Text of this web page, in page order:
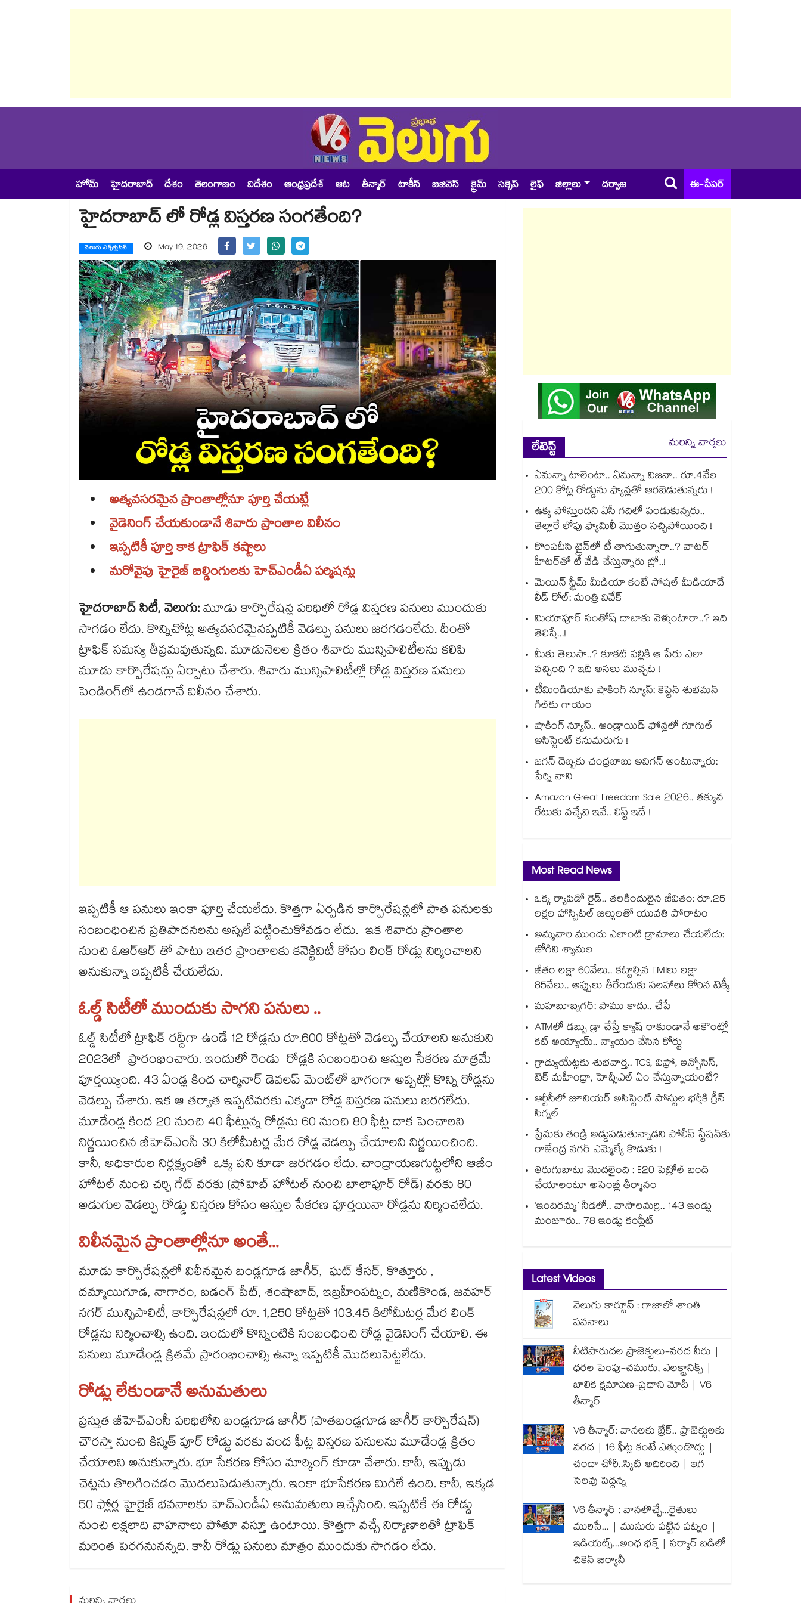
హోమ్ హైదరాబాద్ దేశం తెలంగాణం విదేశం ఆంధ్రప్రదేశ్ ఆట తీన్మార్ టాకీస్ బిజినెస్ క్రైమ్ సక్సెస్ లైఫ్ జిల్లాలు దర్వాజ ఈ-పేపర్
హైదరాబాద్ లో రోడ్ల విస్తరణ సంగతేంది?
వెలుగు ఎక్స్‌క్లుసివ్ May 19, 2026
అత్యవసరమైన ప్రాంతాల్లోనూ పూర్తి చేయట్లే
వైడెనింగ్​ చేయకుండానే శివారు ప్రాంతాల విలీనం
ఇప్పటికీ పూర్తి కాక ట్రాఫిక్​ కష్టాలు
మరోవైపు హైరైజ్ బిల్డింగులకు హెచ్ఎండీఏ పర్మిషన్లు
హైదరాబాద్ సిటీ, వెలుగు:మూడు కార్పొరేషన్ల పరిధిలో రోడ్ల విస్తరణ పనులు ముందుకు
సాగడం లేదు. కొన్నిచోట్ల అత్యవసరమైనప్పటికీ వెడల్పు పనులు జరగడంలేదు. దీంతో
ట్రాఫిక్ సమస్య తీవ్రమవుతున్నది. మూడునెలల క్రితం శివారు మున్సిపాలిటీలను కలిపి
మూడు కార్పొరేషన్లు ఏర్పాటు చేశారు. శివారు మున్సిపాలిటీల్లో రోడ్ల విస్తరణ పనులు
పెండింగ్​లో ఉండగానే విలీనం చేశారు.
ఇప్పటికీ ఆ పనులు ఇంకా పూర్తి చేయలేదు. కొత్తగా ఏర్పడిన కార్పొరేషన్లలో పాత పనులకు
సంబంధించిన ప్రతిపాదనలను అస్సలే పట్టించుకోవడం లేదు. ఇక శివారు ప్రాంతాల
నుంచి ఓఆర్ఆర్ తో పాటు ఇతర ప్రాంతాలకు కనెక్టివిటీ కోసం లింక్ రోడ్లు నిర్మించాలని
అనుకున్నా ఇప్పటికీ చేయలేదు.
ఓల్డ్ సిటీలో ముందుకు సాగని పనులు ..
ఓల్డ్ సిటీలో ట్రాఫిక్ రద్దీగా ఉండే 12 రోడ్లను రూ.600 కోట్లతో వెడల్పు చేయాలని అనుకుని
2023లో ప్రారంభించారు. ఇందులో రెండు రోడ్లకి సంబంధించి ఆస్తుల సేకరణ మాత్రమే
పూర్తయ్యింది. 43 ఏండ్ల కింద చార్మినార్ డెవలప్ మెంట్​లో భాగంగా అప్పట్లో కొన్ని రోడ్లను
వెడల్పు చేశారు. ఇక ఆ తర్వాత ఇప్పటివరకు ఎక్కడా రోడ్ల విస్తరణ పనులు జరగలేదు.
మూడేండ్ల కింద 20 నుంచి 40 ఫీట్లున్న రోడ్లను 60 నుంచి 80 ఫీట్ల దాక పెంచాలని
నిర్ణయించిన జీహెచ్ఎంసీ 30 కిలోమీటర్ల మేర రోడ్ల వెడల్పు చేయాలని నిర్ణయించింది.
కానీ, అధికారుల నిర్లక్ష్యంతో ఒక్క పని కూడా జరగడం లేదు. చాంద్రాయణగుట్టలోని ఆజీం
హోటల్ నుంచి చర్చి గేట్ వరకు (షోహెబ్ హోటల్ నుంచి బాలాపూర్ రోడ్) వరకు 80
అడుగుల వెడల్పు రోడ్డు విస్తరణ కోసం ఆస్తుల సేకరణ పూర్తయినా రోడ్లను నిర్మించలేదు.
విలీనమైన ప్రాంతాల్లోనూ అంతే...
మూడు కార్పొరేషన్లలో విలీనమైన బండ్లగూడ జాగీర్, ఘట్ కేసర్, కొత్తూరు ,
దమ్మాయిగూడ, నాగారం, బడంగ్ పేట్, శంషాబాద్, ఇబ్రహీంపట్నం, మణికొండ, జవహర్
నగర్ మున్సిపాలిటీ, కార్పొరేషన్లలో రూ. 1,250 కోట్లతో 103.45 కిలోమీటర్ల మేర లింక్
రోడ్లను నిర్మించాల్సి ఉంది. ఇందులో కొన్నింటికి సంబంధించి రోడ్ల వైడెనింగ్ చేయాలి. ఈ
పనులు మూడేండ్ల క్రితమే ప్రారంభించాల్సి ఉన్నా ఇప్పటికీ మొదలుపెట్టలేదు.
రోడ్లు లేకుండానే అనుమతులు
ప్రస్తుత జీహెచ్ఎంసీ పరిధిలోని బండ్లగూడ జాగీర్ (పాతబండ్లగూడ జాగీర్ కార్పొరేషన్)
చౌరస్తా నుంచి కిస్మత్ పూర్ రోడ్డు వరకు వంద ఫీట్ల విస్తరణ పనులను మూడేండ్ల క్రితం
చేయాలని అనుకున్నారు. భూ సేకరణ కోసం మార్కింగ్ కూడా వేశారు. కానీ, ఇప్పుడు
చెట్లను తొలగించడం మొదలుపెడుతున్నారు. ఇంకా భూసేకరణ మిగిలే ఉంది. కానీ, ఇక్కడ
50 ఫ్లోర్ల హైరైజ్ భవనాలకు హెచ్ఎండీఏ అనుమతులు ఇచ్చేసింది. ఇప్పటికే ఈ రోడ్డు
నుంచి లక్షలాది వాహనాలు పోతూ వస్తూ ఉంటాయి. కొత్తగా వచ్చే నిర్మాణాలతో ట్రాఫిక్
మరింత పెరగనునన్నది. కానీ రోడ్లు పనులు మాత్రం ముందుకు సాగడం లేదు.
లేటెస్ట్
మరిన్ని వార్తలు
ఏమన్నా టాలెంటా.. ఏమన్నా విజనా.. రూ.4వేల
200 కోట్ల రోడ్డును ఫ్యాన్లతో ఆరబెడుతున్నరు !
ఉక్క పోస్తుందని ఏసీ గదిలో పండుకున్నరు..
తెల్లారే లోపు ఫ్యామిలీ మొత్తం సచ్చిపోయింది !
కొంపదీసి ట్రైన్⁬లో టీ తాగుతున్నారా..? వాటర్
హీటర్⁭⁭తో టీ వేడి చేస్తున్నారు బ్రో..!
మెయిన్ స్ట్రీమ్ మీడియా కంటే సోషల్ మీడియాదే
లీడ్ రోల్: మంత్రి వివేక్
మియాపూర్ సంతోష్ దాబాకు వెళ్తుంటారా..? ఇది
తెలిస్తే...!
మీకు తెలుసా..? కూకట్ పల్లికి ఆ పేరు ఎలా
వచ్చింది ? ఇదీ అసలు ముచ్చట !
టీమిండియాకు షాకింగ్ న్యూస్: కెప్టెన్ శుభమన్
గిల్‎కు గాయం
షాకింగ్ న్యూస్.. ఆండ్రాయిడ్ ఫోన్లలో గూగుల్
అసిస్టెంట్ కనుమరుగు !
జగన్ దెబ్బకు చంద్రబాబు అవిగన్ అంటున్నారు:
పేర్ని నాని
Amazon Great Freedom Sale 2026.. తక్కువ
రేటుకు వచ్చేవి ఇవే.. లిస్ట్ ఇదే !
Most Read News
ఒక్క ర్యాపిడో రైడ్.. తలకిందులైన జీవితం: రూ.25
లక్షల హాస్పిటల్ బిల్లులతో యువతి పోరాటం
అమ్మవారి ముందు ఎలాంటి డ్రామాలు చేయలేదు:
జోగిని శ్యామల
జీతం లక్షా 60వేలు.. కట్టాల్సిన EMIలు లక్షా
85వేలు.. అప్పులు తీరేందుకు సలహాలు కోరిన టెక్కీ
మహబూబ్నగర్: పాము కాదు.. చేపే
ATMలో డబ్బు డ్రా చేస్తే క్యాష్ రాకుండానే అకౌంట్లో
కట్ అయ్యాయ్.. న్యాయం చేసిన కోర్టు
గ్రాడ్యుయేట్లకు శుభవార్త.. TCS, విప్రో, ఇన్ఫోసిస్,
టెక్ మహీంద్రా, హెచ్సీఎల్ ఏం చేస్తున్నాయంటే?
ఆర్టీసీలో జూనియర్ అసిస్టెంట్‌‌ పోస్టుల భర్తీకి గ్రీన్‌‌
సిగ్నల్
ప్రేమకు తండ్రి అడ్డుపడుతున్నాడని పోలీస్ స్టేషన్⁪కు
రాజేంద్ర నగర్ ఎమ్మెల్యే కొడుకు !
తిరుగుబాటు మొదలైంది : E20 పెట్రోల్ బంద్
చేయాలంటూ అసెంబ్లీ తీర్మానం
‘ఇందిరమ్మ’ నీడలో.. వాసాలమర్రి.. 143 ఇండ్లు
మంజూరు.. 78 ఇండ్లు కంప్లీట్
Latest Videos
వెలుగు కార్టూన్ : గాజాలో శాంతి
పవనాలు
నీటిపారుదల ప్రాజెక్టులు-వరద నీరు |
ధరల పెంపు-చమురు, ఎలక్ట్రానిక్స్ |
బాలిక క్షమాపణ-ప్రధాని మోదీ | V6
తీన్మార్
V6 తీన్మార్: వానలకు బ్రేక్.. ప్రాజెక్టులకు
వరద | 16 ఫీట్ల కంటే ఎత్తుండొద్దు |
చందా చోరీ..స్కిట్ అదిరింది | ఇగ
సెలవు పెద్దన్న
V6 తీన్మార్ : వానలొచ్చే...రైతులు
మురిసే... | ముసురు పట్టిన పట్నం |
ఇడియట్స్...అంధ భక్త్ | సర్కార్ బడిలో
చికెన్ బిర్యానీ